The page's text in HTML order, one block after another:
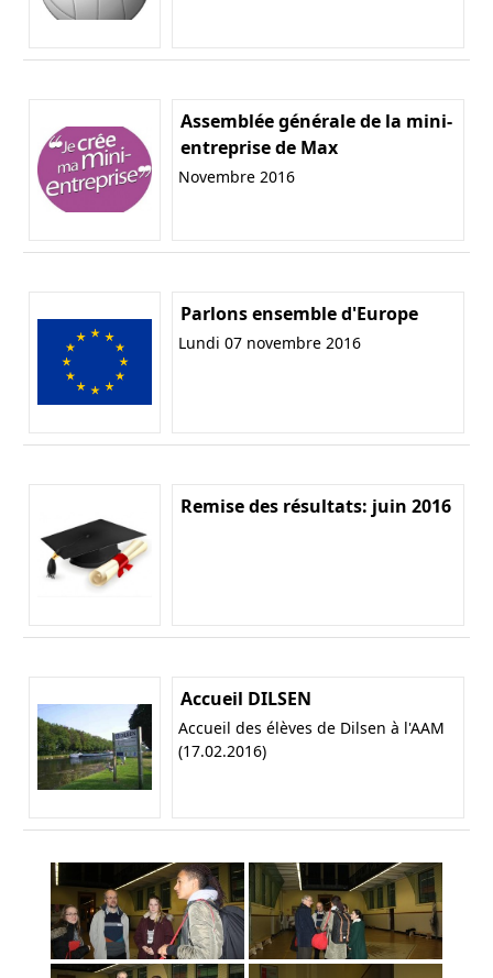
Assemblée générale de la mini-
entreprise de Max
Novembre 2016
Parlons ensemble d'Europe
Lundi 07 novembre 2016
Remise des résultats: juin 2016
Accueil DILSEN
Accueil des élèves de Dilsen à l'AAM
(17.02.2016)